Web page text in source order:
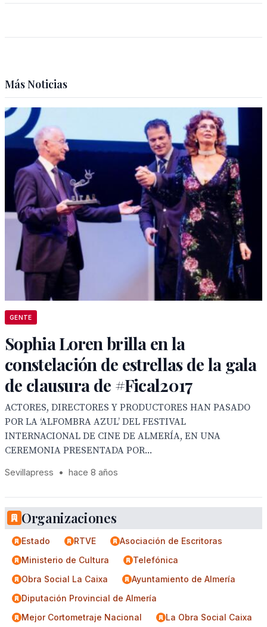
Más Noticias
GENTE
Sophia Loren brilla en la
constelación de estrellas de la gala
de clausura de #Fical2017
ACTORES, DIRECTORES Y PRODUCTORES HAN PASADO
POR LA ‘ALFOMBRA AZUL’ DEL FESTIVAL
INTERNACIONAL DE CINE DE ALMERÍA, EN UNA
CEREMONIA PRESENTADA POR...
Sevillapress • hace 8 años
Organizaciones
Estado RTVE
Asociación de Escritoras
Ministerio de Cultura
Telefónica
Obra Social La Caixa
Ayuntamiento de Almería
Diputación Provincial de Almería
Mejor Cortometraje Nacional
La Obra Social Caixa